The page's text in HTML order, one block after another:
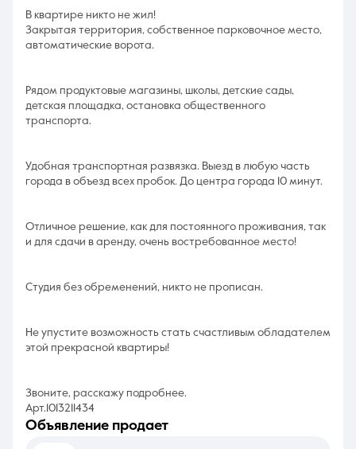
В квартире никто не жил!
Закрытая территория, собственное парковочное место,
автоматические ворота.
Рядом продуктовые магазины, школы, детские сады,
детская площадка, остановка общественного
транспорта.
Удобная транспортная развязка. Выезд в любую часть
города в объезд всех пробок. До центра города 10 минут.
Отличное решение, как для постоянного проживания, так
и для сдачи в аренду, очень востребованное место!
Студия без обременений, никто не прописан.
Не упустите возможность стать счастливым обладателем
этой прекрасной квартиры!
Звоните, расскажу подробнее.
Арт.1013211434
объявление продает